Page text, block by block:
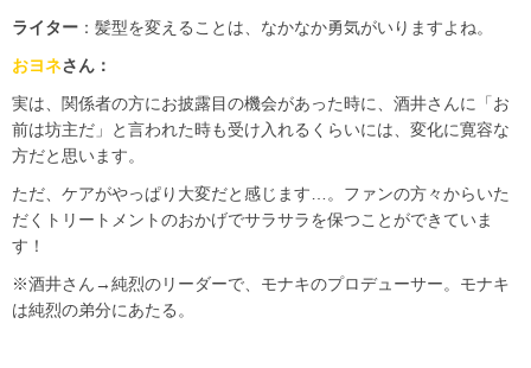
ライター ：髪型を変えることは、なかなか勇気がいりますよね。
おヨネさん：
実は、関係者の方にお披露目の機会があった時に、酒井さんに「お
前は坊主だ」と言われた時も受け入れるくらいには、変化に寛容な
方だと思います。
ただ、ケアがやっぱり大変だと感じます…。ファンの方々からいた
だくトリートメントのおかげでサラサラを保つことができていま
す！
※酒井さん→純烈のリーダーで、モナキのプロデューサー。モナキ
は純烈の弟分にあたる。